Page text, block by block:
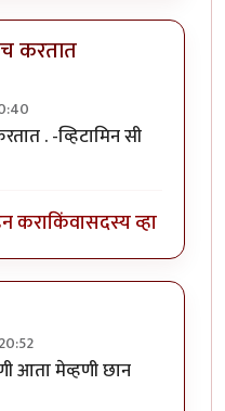
करतात
छान जमला आहे.by
. -व्हिटामिन सी
कराकिंवासदस्य व्हा
आता मेव्हणी छान